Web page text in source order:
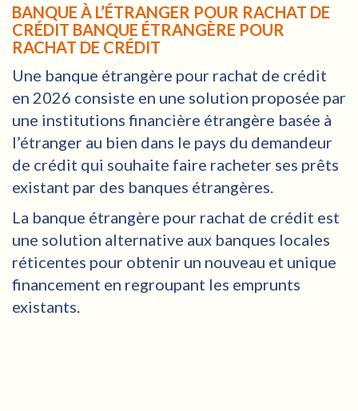
BANQUE À L’ÉTRANGER POUR RACHAT DE
CRÉDIT BANQUE ÉTRANGÈRE POUR
RACHAT DE CRÉDIT
Une banque étrangère pour rachat de crédit
en 2026 consiste en une solution proposée par
une institutions financière étrangère basée à
l’étranger au bien dans le pays du demandeur
de crédit qui souhaite faire racheter ses prêts
existant par des banques étrangères.
La banque étrangère pour rachat de crédit est
une solution alternative aux banques locales
réticentes pour obtenir un nouveau et unique
financement en regroupant les emprunts
existants.